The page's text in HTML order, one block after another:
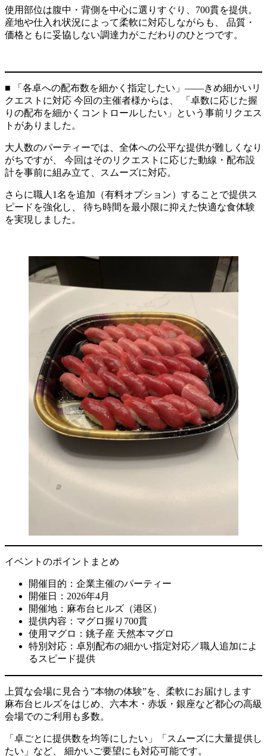
使用部位は腹中・背側を中心に選りすぐり、700貫を提供。
産地や仕入れ状況によって柔軟に対応しながらも、 品質・
価格ともに妥協しない調達力がこだわりのひとつです。
■ 「各卓への配布数を細かく指定したい」——きめ細かいリ
クエストに対応 今回の主催者様からは、 「卓数に応じた握
りの配布を細かくコントロールしたい」という事前リクエス
トがありました。
大人数のパーティーでは、全体への公平な提供が難しくなり
がちですが、 今回はそのリクエストに応じた動線・配布設
計を事前に組み立て、スムーズに対応。
さらに職人1名を追加（有料オプション）することで提供ス
ピードを強化し、 待ち時間を最小限に抑えた快適な食体験
を実現しました。
イベントのポイントまとめ
開催目的：企業主催のパーティー
開催日：2026年4月
開催地：麻布台ヒルズ（港区）
提供内容：マグロ握り700貫
使用マグロ：銚子産 天然本マグロ
特別対応：卓別配布の細かい指定対応／職人追加によ
るスピード提供
上質な会場に見合う”本物の体験”を、柔軟にお届けします
麻布台ヒルズをはじめ、六本木・赤坂・銀座など都心の高級
会場でのご利用も多数。
「卓ごとに提供数を均等にしたい」「スムーズに大量提供し
たい」など、 細かいご要望にも対応可能です。